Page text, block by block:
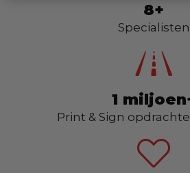
8+
Specialisten
1
Print & Sign